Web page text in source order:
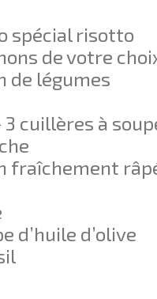
spécial risotto
de votre
de légumes
3 cuillères à
fraîchement
d’huile d’olive